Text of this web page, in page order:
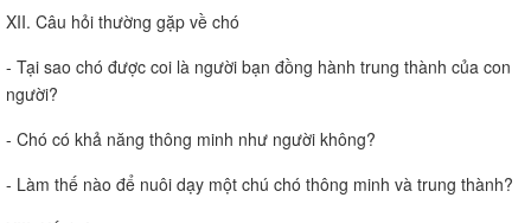
XII. Câu hỏi thường gặp về chó
- Tại sao chó được coi là người bạn đồng hành trung thành của con
người?
- Chó có khả năng thông minh như người không?
- Làm thế nào để nuôi dạy một chú chó thông minh và trung thành?